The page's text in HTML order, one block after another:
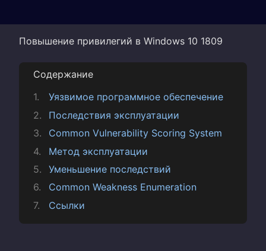
Повышение привилегий в Windows 10 1809
Содержание
Уязвимое программное обеспечение
Последствия эксплуатации
Common Vulnerability Scoring System
Метод эксплуатации
Уменьшение последствий
Common Weakness Enumeration
Ссылки